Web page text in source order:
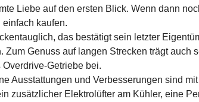
Liebe auf den ersten Blick. Wenn dann
einfach kaufen.
das bestätigt sein letzter
Zum Genuss auf langen Strecken trägt auch
Getriebe bei.
Ausstattungen und Verbesserungen sind
zusätzlicher Elektrolüfter am Kühler, eine